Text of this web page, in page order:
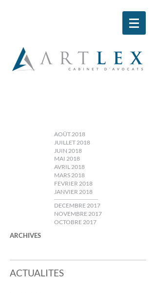
AOÛT 2018
JUILLET 2018
MAI 2018
JUIN 2018
AVRIL 2018
MARS 2018
FEVRIER 2018
JANVIER 2018
DECEMBRE 2017
NOVEMBRE 2017
OCTOBRE 2017
ARCHIVES
ACTUALITES